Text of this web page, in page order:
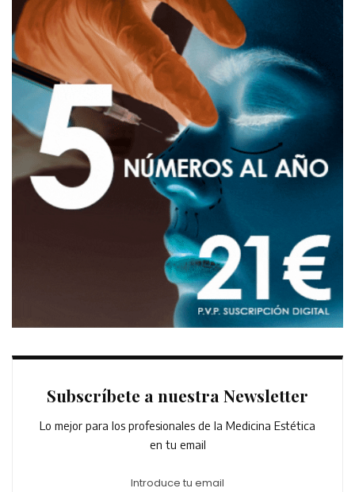
Subscríbete a nuestra Newsletter
Lo mejor para los profesionales de la Medicina Estética
en tu email